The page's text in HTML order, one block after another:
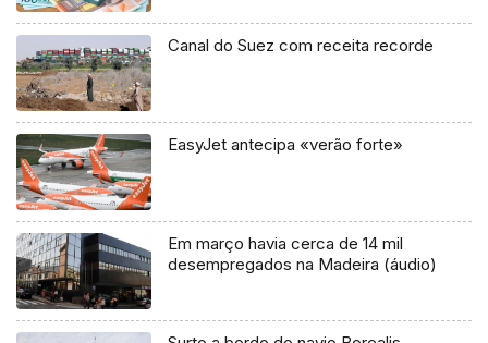
Canal do Suez com receita recorde
EasyJet antecipa «verão forte»
Em março havia cerca de 14 mil
desempregados na Madeira (áudio)